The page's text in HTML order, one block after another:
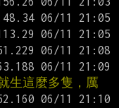
生這麼多隻，厲